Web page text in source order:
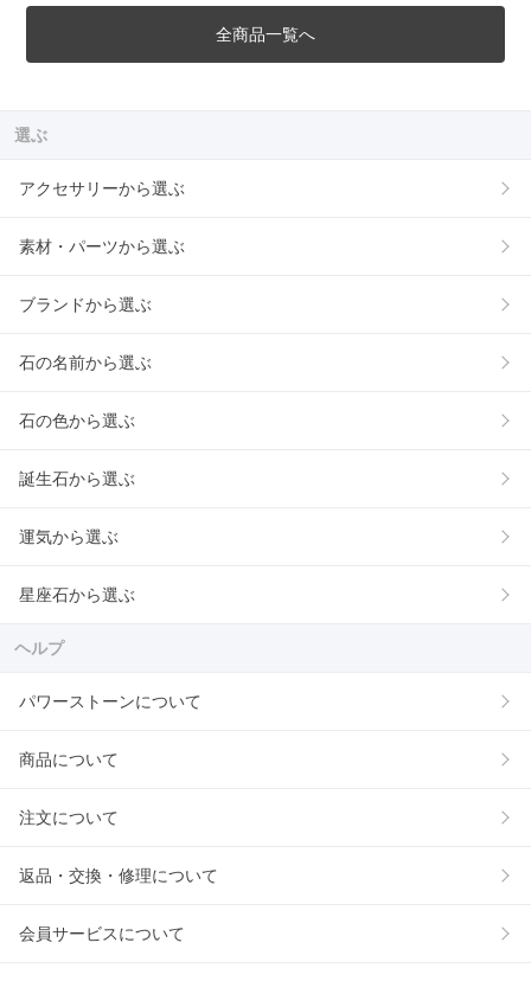
全商品一覧へ
選ぶ
アクセサリーから選ぶ
素材・パーツから選ぶ
ブランドから選ぶ
石の名前から選ぶ
石の色から選ぶ
誕生石から選ぶ
運気から選ぶ
星座石から選ぶ
ヘルプ
パワーストーンについて
商品について
注文について
返品・交換・修理について
会員サービスについて